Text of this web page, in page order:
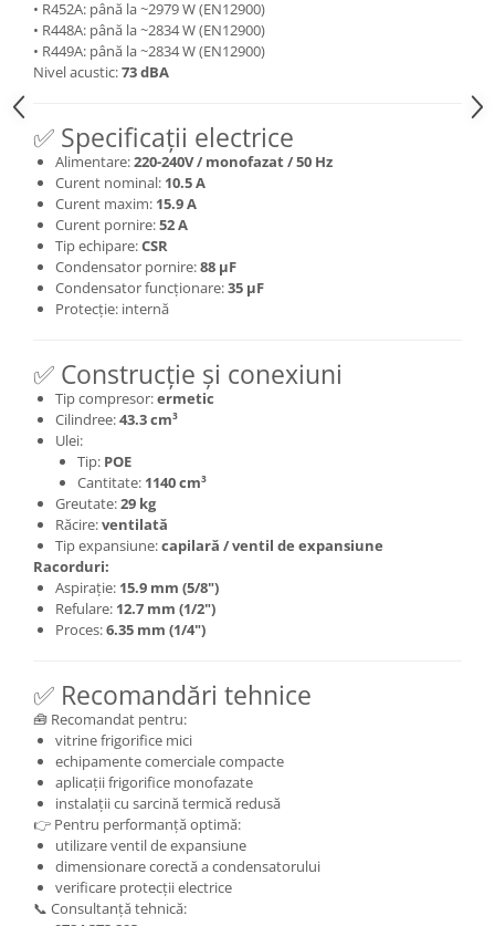
• R452A: până la ~2979 W (EN12900)
• R448A: până la ~2834 W (EN12900)
• R449A: până la ~2834 W (EN12900)
Nivel acustic:73 dBA
✅ Specificații electrice
Alimentare:220-240V / monofazat / 50 Hz
Curent nominal: 10.5 A
Curent maxim: 15.9 A
Curent pornire:52 A
Tip echipare:CSR
Condensator pornire:88 µF
Condensator funcționare:35 µF
Protecție: internă
✅ Construcție și conexiuni
Tip compresor:ermetic
Cilindree:43.3 cm³
Ulei:
Tip: POE
Cantitate: 1140 cm³
Greutate:29 kg
Răcire:ventilată
Tip expansiune:capilară / ventil de expansiune
Racorduri:
Aspirație: 15.9 mm (5/8")
Refulare: 12.7 mm (1/2")
Proces:6.35 mm (1/4")
✅ Recomandări tehnice
🧰 Recomandat pentru:
vitrine frigorifice mici
echipamente comerciale compacte
aplicații frigorifice monofazate
instalații cu sarcină termică redusă
👉 Pentru performanță optimă:
utilizare ventil de expansiune
dimensionare corectă a condensatorului
verificare protecții electrice
📞 Consultanță tehnică: